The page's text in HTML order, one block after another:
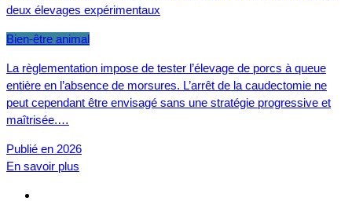
deux élevages expérimentaux
Bien-être animal
La règlementation impose de tester l’élevage de porcs à queue
entière en l’absence de morsures. L’arrêt de la caudectomie ne
peut cependant être envisagé sans une stratégie progressive et
maîtrisée.…
Publié en 2026
En savoir plus